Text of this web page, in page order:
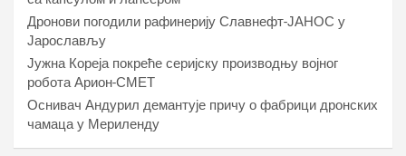
Дронови погодили рафинерију Славнефт-ЈАНОС у
Јарослављу
Јужна Кореја покреће серијску производњу војног
робота Арион-СМЕТ
Оснивач Андурил демантује причу о фабрици дронских
чамаца у Мериленду